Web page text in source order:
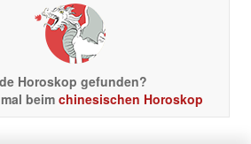
Horoskop gefunden?
beim chinesischen Horoskop